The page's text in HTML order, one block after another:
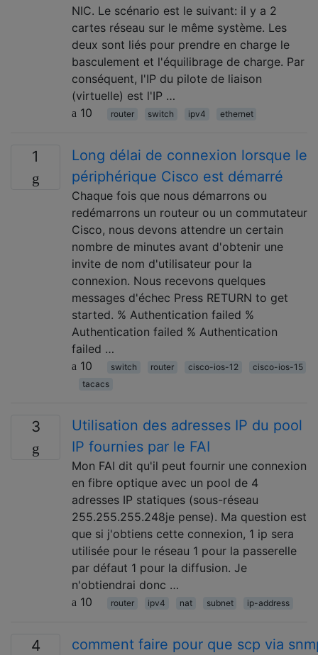
NIC. Le scénario est le suivant: il y a 2
cartes réseau sur le même système. Les
deux sont liés pour prendre en charge le
basculement et l'équilibrage de charge. Par
conséquent, l'IP du pilote de liaison
(virtuelle) est l'IP …
10
router switch ipv4 ethernet
1
Long délai de connexion lorsque le
périphérique Cisco est démarré
Chaque fois que nous démarrons ou
redémarrons un routeur ou un commutateur
Cisco, nous devons attendre un certain
nombre de minutes avant d'obtenir une
invite de nom d'utilisateur pour la
connexion. Nous recevons quelques
messages d'échec Press RETURN to get
started. % Authentication failed %
Authentication failed % Authentication
failed …
10
switch router cisco-ios-12
cisco-ios-15
tacacs
3
Utilisation des adresses IP du pool
IP fournies par le FAI
Mon FAI dit qu'il peut fournir une connexion
en fibre optique avec un pool de 4
adresses IP statiques (sous-réseau
255.255.255.248je pense). Ma question est
que si j'obtiens cette connexion, 1 ip sera
utilisée pour le réseau 1 pour la passerelle
par défaut 1 pour la diffusion. Je
n'obtiendrai donc …
10
router ipv4 nat subnet ip-address
4
comment faire pour que scp via